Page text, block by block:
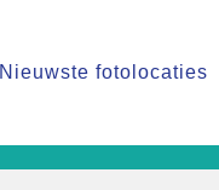
Nieuwste fotolocaties